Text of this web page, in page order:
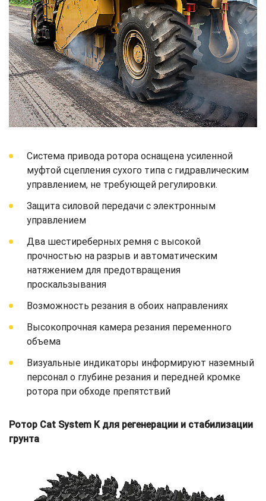
Система привода ротора оснащена усиленной
муфтой сцепления сухого типа с гидравлическим
управлением, не требующей регулировки.
Защита силовой передачи с электронным
управлением
Два шестиреберных ремня с высокой
прочностью на разрыв и автоматическим
натяжением для предотвращения
проскальзывания
Возможность резания в обоих направлениях
Высокопрочная камера резания переменного
объема
Визуальные индикаторы информируют наземный
персонал о глубине резания и передней кромке
ротора при обходе препятствий
Ротор Cat System K для регенерации и стабилизации
грунта